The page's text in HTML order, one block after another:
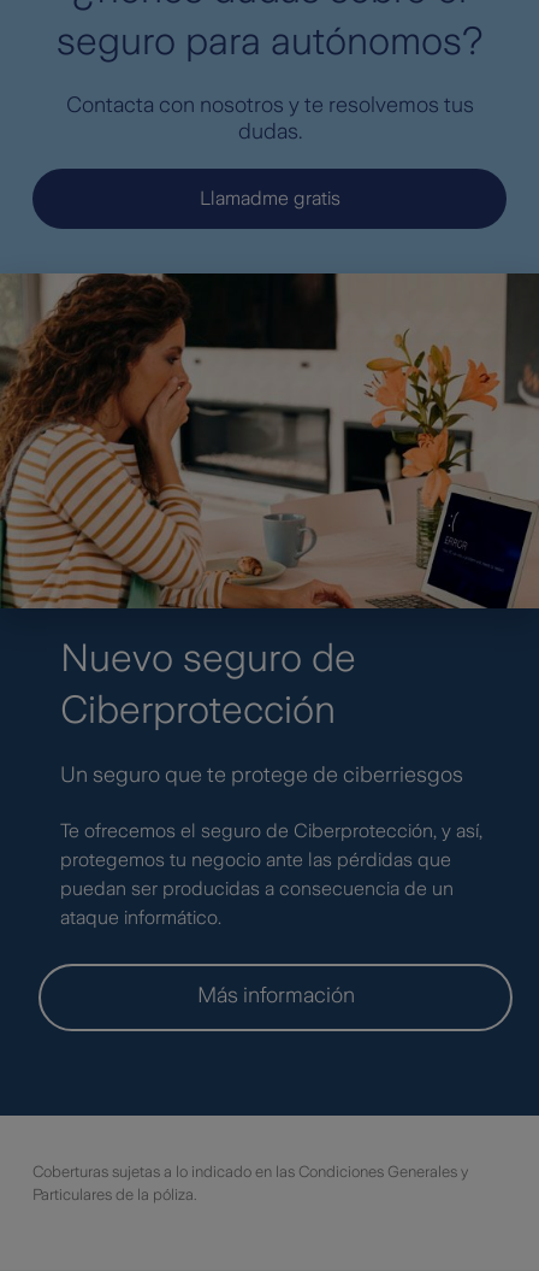
seguro para autónomos?
Contacta con nosotros y te resolvemos tus
dudas.
Llamadme gratis
Nuevo seguro de
Ciberprotección
Un seguro que te protege de ciberriesgos
Te ofrecemos el seguro de Ciberprotección, y así,
protegemos tu negocio ante las pérdidas que
puedan ser producidas a consecuencia de un
ataque informático.
Más información
Coberturas sujetas a lo indicado en las Condiciones Generales y
Particulares de la póliza.